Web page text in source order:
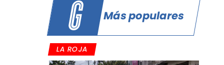
Más populares
LA ROJA